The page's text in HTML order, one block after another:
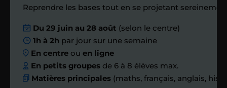
Nous planifions
ensemble des
échanges réguliers
Reprendre les bases tout en se projetant
Du 29 juin au 28 août (selon le centre)
1h à 2h par jour sur une semaine
En centre ouen ligne
En petits groupes de 6 à 8 élèves max.
Matières principales (maths, français, anglais,